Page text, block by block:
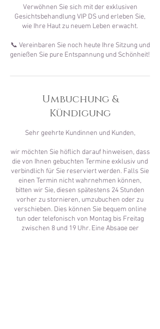
Verwöhnen Sie sich mit der exklusiven
Gesichtsbehandlung VIP DS und erleben Sie,
wie Ihre Haut zu neuem Leben erwacht.
📞 Vereinbaren Sie noch heute Ihre Sitzung und
genießen Sie pure Entspannung und Schönheit!
Umbuchung &
Kündigung
Sehr geehrte Kundinnen und Kunden,
wir möchten Sie höflich darauf hinweisen, dass
die von Ihnen gebuchten Termine exklusiv und
verbindlich für Sie reserviert werden. Falls Sie
einen Termin nicht wahrnehmen können,
bitten wir Sie, diesen spätestens 24 Stunden
vorher zu stornieren, umzubuchen oder zu
verschieben. Dies können Sie bequem online
tun oder telefonisch von Montag bis Freitag
zwischen 8 und 19 Uhr. Eine Absage per